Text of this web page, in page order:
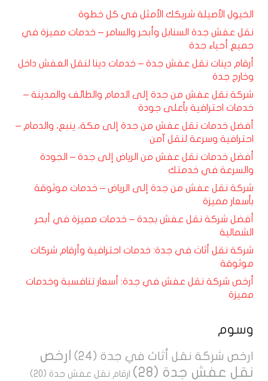
الخيول الأصيلة شريكك الأمثل في كل خطوة
نقل عفش جدة السنابل وأبحر والسامر – خدمات مميزة في
جميع أحياء جدة
أرقام دينات نقل عفش جدة – خدمات دينا لنقل العفش داخل
وخارج جدة
شركة نقل عفش من جدة إلى الدمام والطائف والمدينة –
خدمات احترافية بأعلى جودة
أفضل خدمات نقل عفش من جدة إلى مكة، ينبع، والدمام –
احترافية وسرعة لنقل آمن
أفضل خدمات نقل عفش من الرياض إلى جدة – الجودة
والسرعة في خدمتك
شركة نقل عفش من جدة إلى الرياض – خدمات موثوقة
بأسعار مميزة
أفضل شركة نقل عفش بجدة – خدمات مميزة في أبحر
الشمالية
شركة نقل أثاث في جدة: خدمات احترافية وأرقام شركات
موثوقة
أرخص شركة نقل عفش في جدة: أسعار تنافسية وخدمات
مميزة
وسوم
ارخص شركة نقل أثاث في جدة (24)
ارخص
نقل عفش جدة (28) ارقام نقل عفش جدة (20)